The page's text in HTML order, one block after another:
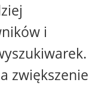
i
zwiększenie